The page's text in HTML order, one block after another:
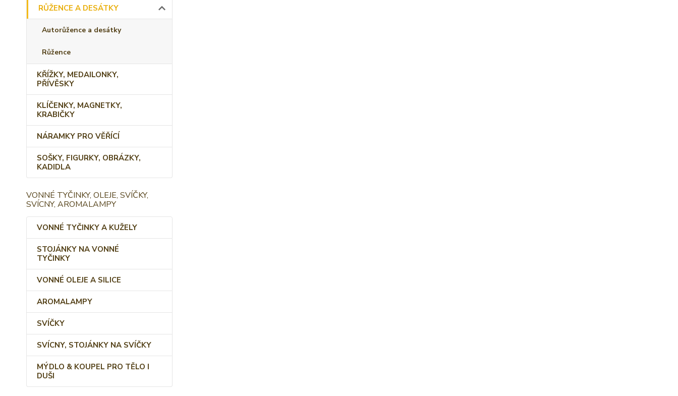
RŮŽENCE A DESÁTKY
Autorůžence a desátky
Růžence
KŘÍŽKY, MEDAILONKY,
PŘÍVĚSKY
KLÍČENKY, MAGNETKY,
KRABIČKY
NÁRAMKY PRO VĚŘÍCÍ
SOŠKY, FIGURKY, OBRÁZKY,
KADIDLA
VONNÉ TYČINKY, OLEJE, SVÍČKY,
SVÍCNY, AROMALAMPY
VONNÉ TYČINKY A KUŽELY
STOJÁNKY NA VONNÉ
TYČINKY
VONNÉ OLEJE A SILICE
AROMALAMPY
SVÍČKY
SVÍCNY, STOJÁNKY NA SVÍČKY
MÝDLO & KOUPEL PRO TĚLO I
DUŠI